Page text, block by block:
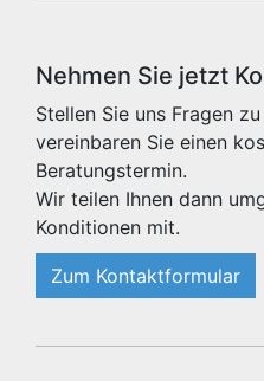
Nehmen Sie jetzt
Stellen Sie uns Fragen
vereinbaren Sie einen
Beratungstermin.
Wir teilen Ihnen dann
Konditionen mit.
Zum Kontaktformular